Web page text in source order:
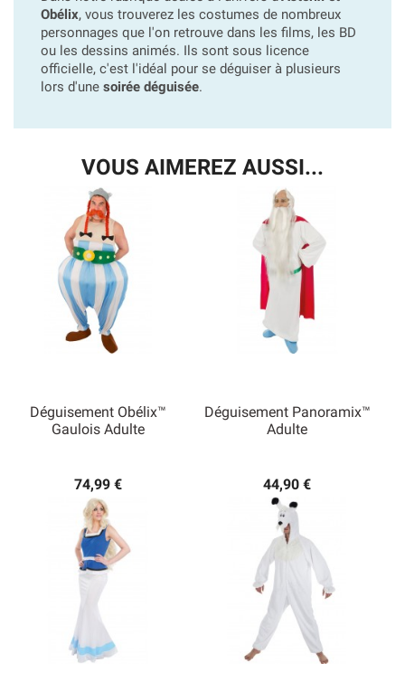
Obélix, vous trouverez les costumes de nombreux
personnages que l'on retrouve dans les films, les BD
ou les dessins animés. Ils sont sous licence
officielle, c'est l'idéal pour se déguiser à plusieurs
lors d'une soirée déguisée.
VOUS AIMEREZ AUSSI...
Déguisement Obélix™
Gaulois Adulte
74,99 €
Déguisement Panoramix™
Adulte
44,90 €